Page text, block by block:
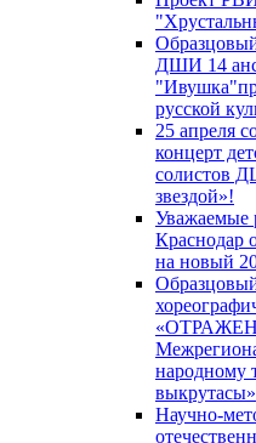
ДШИ 14
русской
25 апреля
концерт
солистов
звездой»!
Краснодар
на новый
народному
выкрутасы»
Научно-